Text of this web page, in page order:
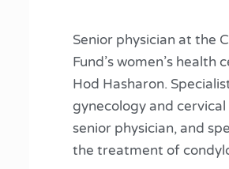
Senior physician at the
Fund’s women’s health
Hod Hasharon.
gynecology and
senior physician, and
the treatment of